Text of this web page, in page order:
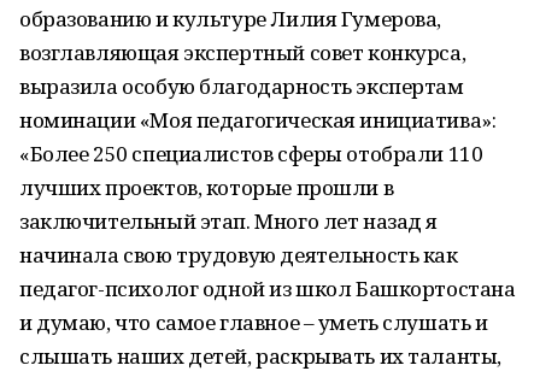
образованию и культуре Лилия Гумерова,
возглавляющая экспертный совет конкурса,
выразила особую благодарность экспертам
номинации «Моя педагогическая инициатива»:
«Более 250 специалистов сферы отобрали 110
лучших проектов, которые прошли в
заключительный этап. Много лет назад я
начинала свою трудовую деятельность как
педагог-психолог одной из школ Башкортостана
и думаю, что самое главное – уметь слушать и
слышать наших детей, раскрывать их таланты,